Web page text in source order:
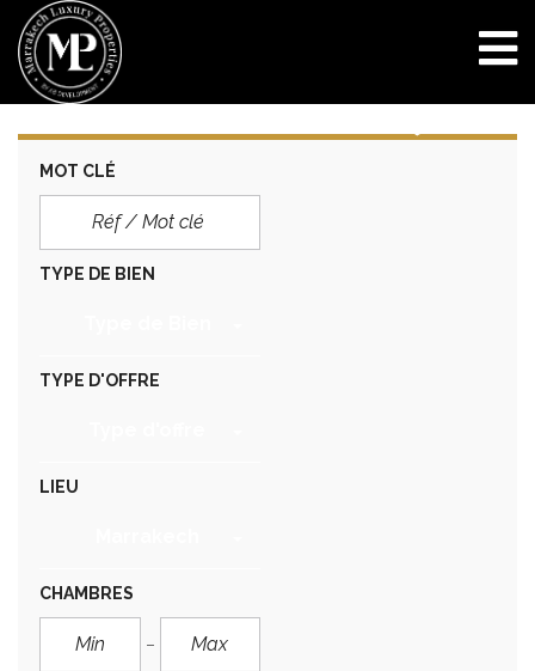
MOT CLÉ
TYPE DE BIEN
TYPE D'OFFRE
LIEU
CHAMBRES